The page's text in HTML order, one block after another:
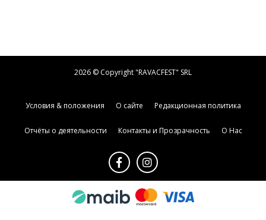
2026 © Copyright "RAVACFEST" SRL
Условия & положения О сайте Редакционная политика
Отчёты о деятельности Контакты и Прозрачность О Нас